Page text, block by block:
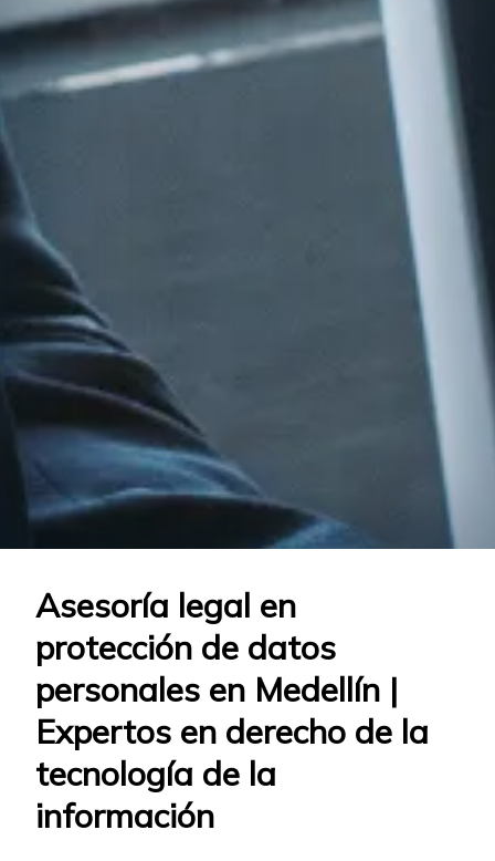
Asesoría legal en
protección de datos
personales en Medellín |
Expertos en derecho de la
tecnología de la
información